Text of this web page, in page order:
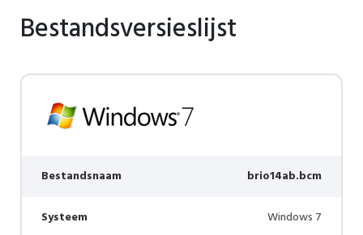
Bestandsversieslijst
Bestandsnaam brio14ab.bcm
Systeem Windows 7